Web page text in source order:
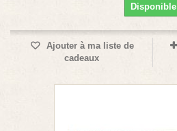
Disponible
Ajouter à ma liste de
cadeaux